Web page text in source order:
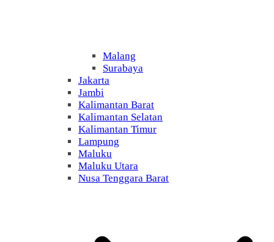
Malang
Surabaya
Jakarta
Jambi
Kalimantan Barat
Kalimantan Selatan
Kalimantan Timur
Lampung
Maluku
Maluku Utara
Nusa Tenggara Barat